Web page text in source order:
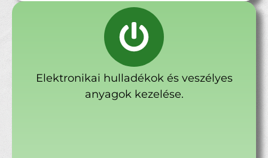
Elektronikai hulladékok és veszélyes
anyagok kezelése.